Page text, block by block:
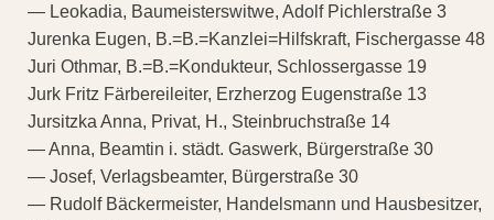
— Leokadia, Baumeisterswitwe, Adolf Pichlerstraße 3
Jurenka Eugen, B.=B.=Kanzlei=Hilfskraft, Fischergasse 48
Juri Othmar, B.=B.=Kondukteur, Schlossergasse 19
Jurk Fritz Färbereileiter, Erzherzog Eugenstraße 13
Jursitzka Anna, Privat, H., Steinbruchstraße 14
— Anna, Beamtin i. städt. Gaswerk, Bürgerstraße 30
— Josef, Verlagsbeamter, Bürgerstraße 30
— Rudolf Bäckermeister, Handelsmann und Hausbesitzer,